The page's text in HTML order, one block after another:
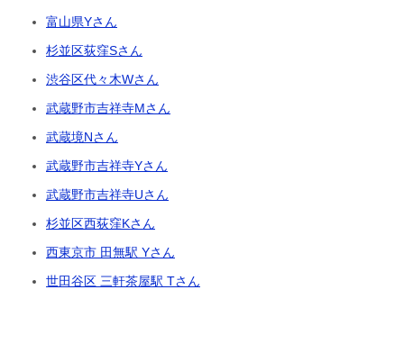
富山県Yさん
杉並区荻窪Sさん
渋谷区代々木Wさん
武蔵野市吉祥寺Mさん
武蔵境Nさん
武蔵野市吉祥寺Yさん
武蔵野市吉祥寺Uさん
杉並区西荻窪Kさん
西東京市 田無駅 Yさん
世田谷区 三軒茶屋駅 Tさん